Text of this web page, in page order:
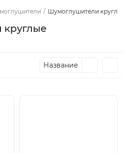
/ Шумоглушители круглые
Название